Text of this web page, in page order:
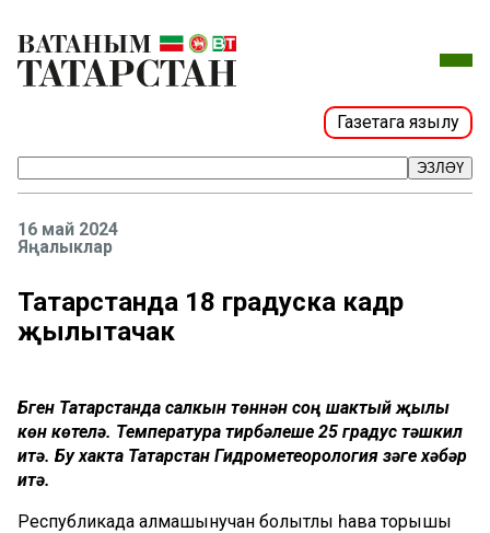
Газетага язылу
ЭЗЛӘҮ
16 май 2024
Яңалыклар
Татарстанда 18 градуска кадәр
җылытачак
Бүген Татарстанда салкын төннән соң шактый җылы
көн көтелә. Температура тирбәлеше 25 градус тәшкил
итә. Бу хакта Татарстан Гидрометеорология үзәге хәбәр
итә.
Республикада алмашынучан болытлы һава торышы